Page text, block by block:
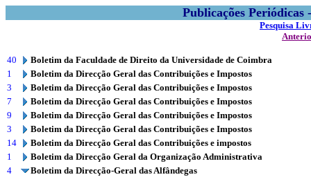
Publicações
Pesquisa
40
Boletim da Faculdade de Direito da Universidade de Coimbra
1
Boletim da Direcção Geral das Contribuições e Impostos
3
Boletim da Direcção Geral das Contribuições e Impostos
7
Boletim da Direcção Geral das Contribuições e Impostos
9
Boletim da Direcção Geral das Contribuições e Impostos
3
Boletim da Direcção Geral das Contribuições e Impostos
14
Boletim da Direcção Geral das Contribuições e impostos
1
Boletim da Direcção Geral da Organização Administrativa
4
Boletim da Direcção-Geral das Alfândegas